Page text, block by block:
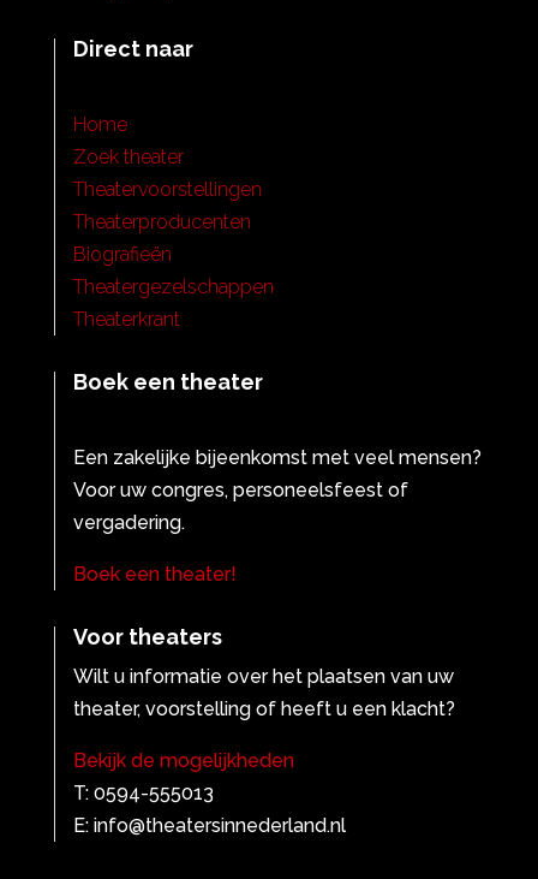
Direct naar
Home
Zoek theater
Theatervoorstellingen
Theaterproducenten
Biografieën
Theatergezelschappen
Theaterkrant
Boek een theater
Een zakelijke bijeenkomst met veel mensen?
Voor uw congres, personeelsfeest of
vergadering.
Boek een theater!
Voor theaters
Wilt u informatie over het plaatsen van uw
theater, voorstelling of heeft u een klacht?
Bekijk de mogelijkheden
T: 0594-555013
E: info@theatersinnederland.nl